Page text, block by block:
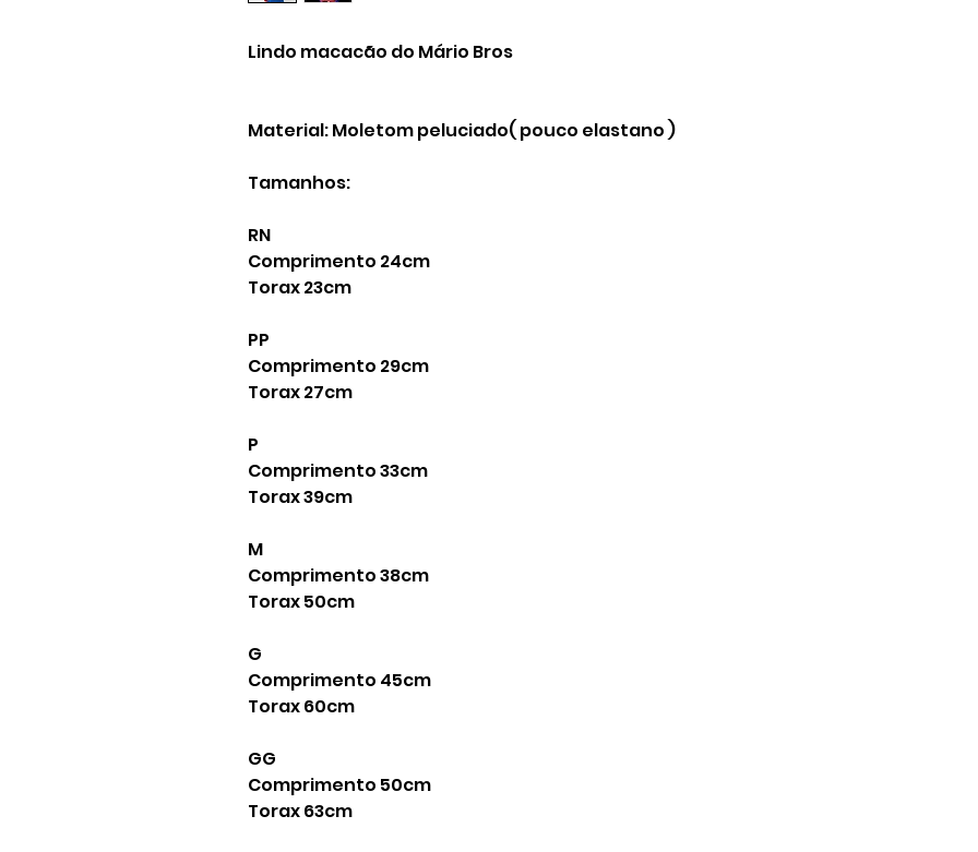
Lindo macacão do Mário Bros
Material: Moletom peluciado( pouco elastano )
Tamanhos:
RN
Comprimento 24cm
Torax 23cm
PP
Comprimento 29cm
Torax 27cm
P
Comprimento 33cm
Torax 39cm
M
Comprimento 38cm
Torax 50cm
G
Comprimento 45cm
Torax 60cm
GG
Comprimento 50cm
Torax 63cm